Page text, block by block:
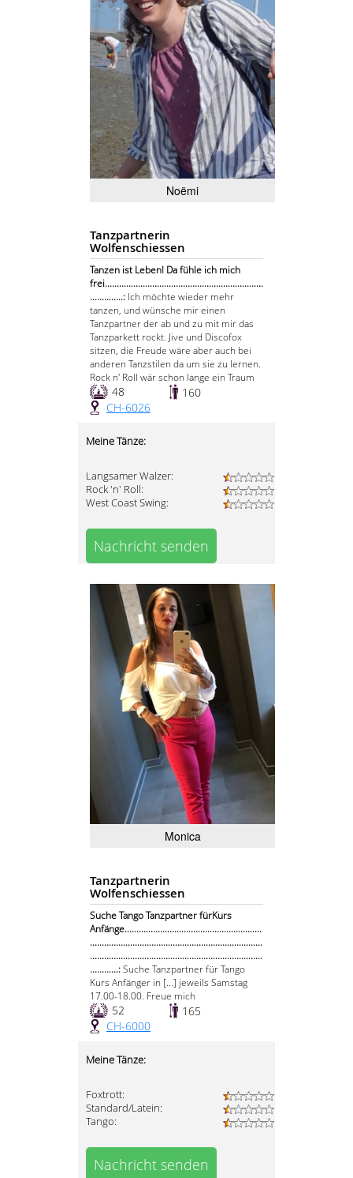
Noëmi
Tanzpartnerin
Wolfenschiessen
Tanzen ist Leben! Da fühle ich mich
frei...................................................................
..............: Ich möchte wieder mehr
tanzen, und wünsche mir einen
Tanzpartner der ab und zu mit mir das
Tanzparkett rockt. Jive und Discofox
sitzen, die Freude wäre aber auch bei
anderen Tanzstilen da um sie zu lernen.
Rock n' Roll wär schon lange ein Traum
48
160
CH-6026
Meine Tänze:
Langsamer Walzer:
Rock 'n' Roll:
West Coast Swing:
Nachricht senden
Monica
Tanzpartnerin
Wolfenschiessen
Suche Tango Tanzpartner fürKurs
Anfänge..........................................................
.........................................................................
.........................................................................
............:Suche Tanzpartner für Tango
Kurs Anfänger in [...] jeweils Samstag
17.00-18.00. Freue mich
52
165
CH-6000
Meine Tänze:
Foxtrott:
Standard/Latein:
Tango:
Nachricht senden